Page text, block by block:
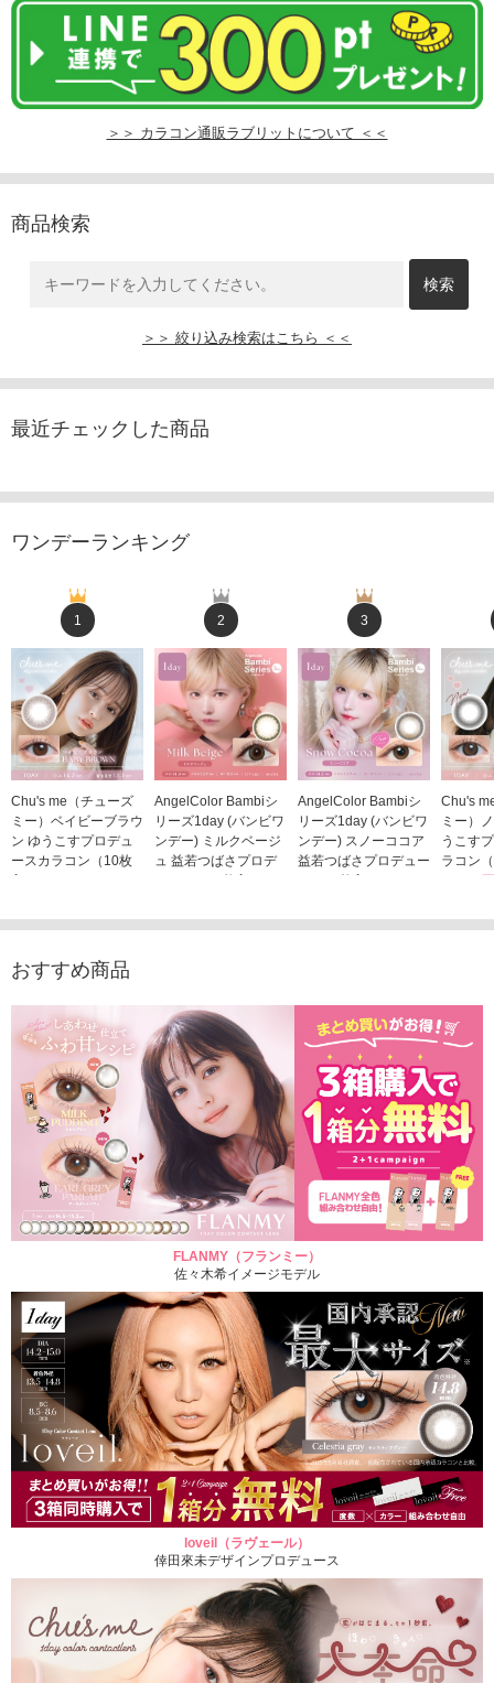
＞＞ カラコン通販ラブリットについて ＜＜
商品検索
＞＞ 絞り込み検索はこちら ＜＜
最近チェックした商品
ワンデーランキング
1
Chu's me（チューズ
ミー）ベイビーブラウ
ン ゆうこすプロデュ
ースカラコン（10枚
入り）
2
AngelColor Bambiシ
リーズ1day (バンビワ
ンデー) ミルクベージ
ュ 益若つばさプロデ
ュース（10枚入り）
3
AngelColor Bambiシ
リーズ1day (バンビワ
ンデー) スノーココア
益若つばさプロデュー
ス（10枚入り）
Chu's
ミー）
うこす
ラコン
おすすめ商品
FLANMY（フランミー）
佐々木希イメージモデル
loveil（ラヴェール）
倖田來未デザインプロデュース